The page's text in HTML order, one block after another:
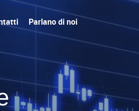
Parlano di noi